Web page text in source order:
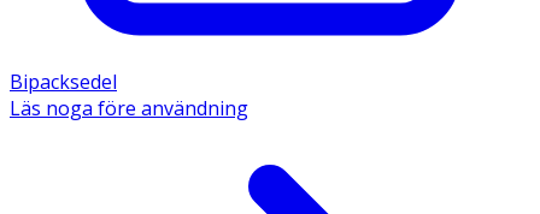
Bipacksedel
Läs noga före användning